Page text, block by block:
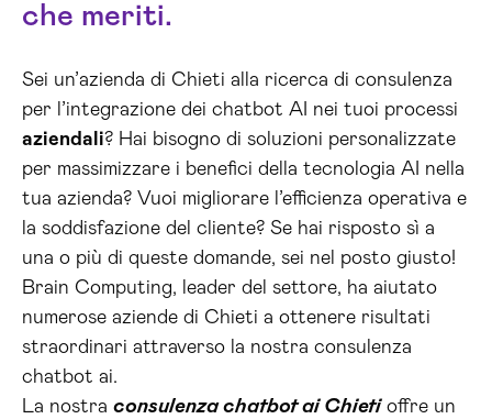
che meriti.
Sei un’azienda di Chieti alla ricerca di consulenza
per l’integrazione dei chatbot AI nei tuoi processi
aziendali? Hai bisogno di soluzioni personalizzate
per massimizzare i benefici della tecnologia AI nella
tua azienda? Vuoi migliorare l’efficienza operativa e
la soddisfazione del cliente? Se hai risposto sì a
una o più di queste domande, sei nel posto giusto!
Brain Computing, leader del settore, ha aiutato
numerose aziende di Chieti a ottenere risultati
straordinari attraverso la nostra consulenza
chatbot ai.
La nostra consulenza chatbot ai Chietioffre un